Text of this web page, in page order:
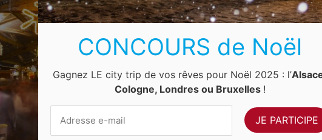
CONCOURS de Noël
Gagnez LE city trip de vos rêves pour Noël 2025 : l’
Cologne, Londres ou Bruxelles !